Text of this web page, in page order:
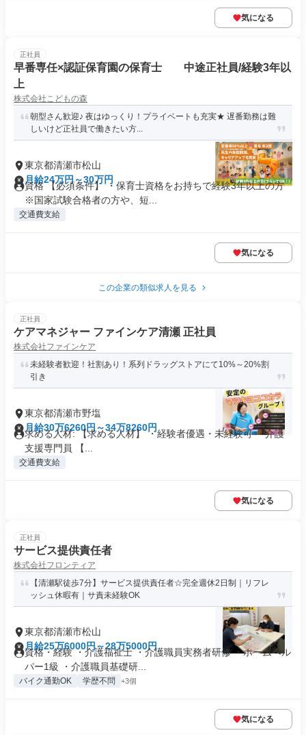
気になる
正社員
早番専任×認証保育園の保育士 中途正社員/経験3年以
上
株式会社こどもの森
朝型さん歓迎♪ 夜はゆっくり！プライベートも充実★ 遅番勤務は難
しいけど正社員で働きたい方...
東京都清瀬市松山
月給24万円～30万円
資格 【必須条件】 ・保育士資格をお持ちで経験3年以上の方
※国家試験合格者の方や、短...
交通費支給
気になる
この企業の類似求人を見る
正社員
ケアマネジャー ファインケア清瀬 正社員
株式会社ファインケア
未経験者歓迎！社割あり！系列ドラッグストアにて10%～20%割
引き
東京都清瀬市野塩
月給30万6260円～34万8260円
求める人材: 【求める人材】 ・経験者優遇・未経験可 ・介護
支援専門員 【...
交通費支給
気になる
正社員
サービス提供責任者
株式会社フロンティア
【清瀬駅徒歩7分】サービス提供責任者☆完全週休2日制｜リフレ
ッシュ休暇有｜サ責未経験OK
東京都清瀬市松山
月給25万6000円～28万5000円
資格・経験 ・介護福祉士 ・介護職員実務者研修 ・ホームヘル
パー1級 ・介護職員基礎研...
バイク通勤OK 学歴不問 +3個
気になる